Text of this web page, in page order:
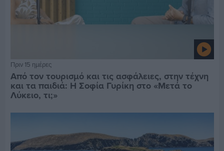
Πριν 15 ημέρες
Από τον τουρισμό και τις ασφάλειες, στην τέχνη
και τα παιδιά: Η Σοφία Γυρίκη στο «Μετά το
Λύκειο, τι;»